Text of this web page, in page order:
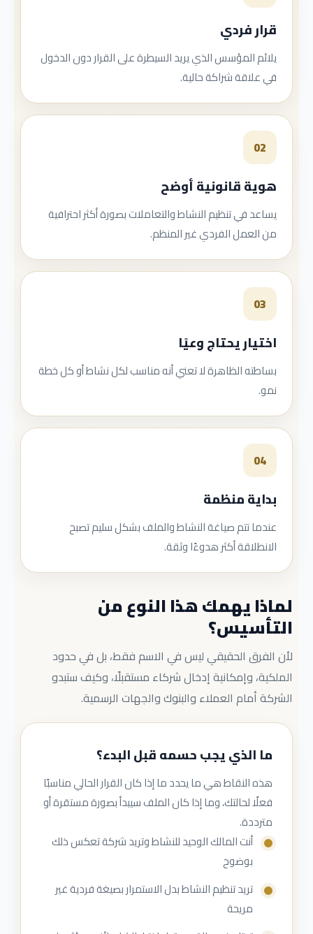
قرار فردي
يلائم المؤسس الذي يريد السيطرة على القرار دون الدخول
في علاقة شراكة حالية.
02
هوية قانونية أوضح
يساعد في تنظيم النشاط والتعاملات بصورة أكثر احترافية
من العمل الفردي غير المنظم.
03
اختيار يحتاج وعيًا
بساطته الظاهرة لا تعني أنه مناسب لكل نشاط أو كل خطة
نمو.
04
بداية منظمة
عندما تتم صياغة النشاط والملف بشكل سليم تصبح
الانطلاقة أكثر هدوءًا وثقة.
لماذا يهمك هذا النوع من
التأسيس؟
لأن الفرق الحقيقي ليس في الاسم فقط، بل في حدود
الملكية، وإمكانية إدخال شركاء مستقبلًا، وكيف ستبدو
الشركة أمام العملاء والبنوك والجهات الرسمية.
ما الذي يجب حسمه قبل البدء؟
هذه النقاط هي ما يحدد ما إذا كان القرار الحالي مناسبًا
فعلًا لحالتك، وما إذا كان الملف سيبدأ بصورة مستقرة أو
مترددة.
أنت المالك الوحيد للنشاط وتريد شركة تعكس ذلك
بوضوح
تريد تنظيم النشاط بدل الاستمرار بصيغة فردية غير
مريحة